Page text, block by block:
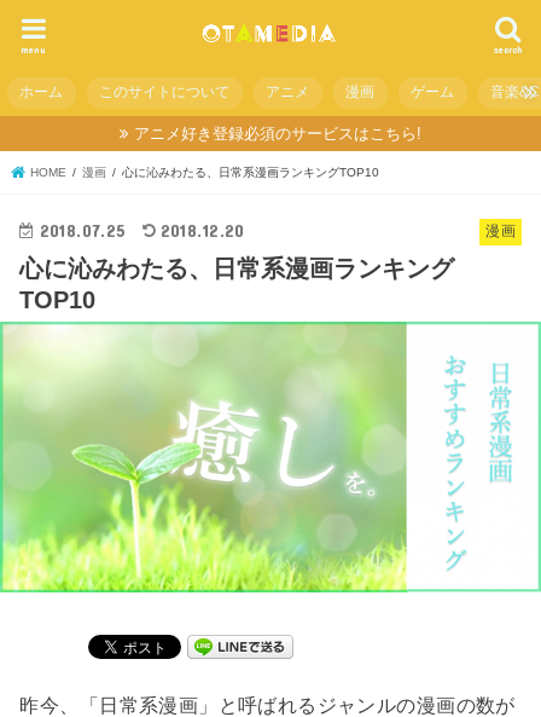
search
menu
ホーム このサイトについて アニメ 漫画 ゲーム 音楽
アニメ好き登録必須のサービスはこちら!
HOME 漫画 心に沁みわたる、日常系漫画ランキングTOP10
漫画
2018.07.25 2018.12.20
心に沁みわたる、日常系漫画ランキング
TOP10
昨今、「日常系漫画」と呼ばれるジャンルの漫画の数が